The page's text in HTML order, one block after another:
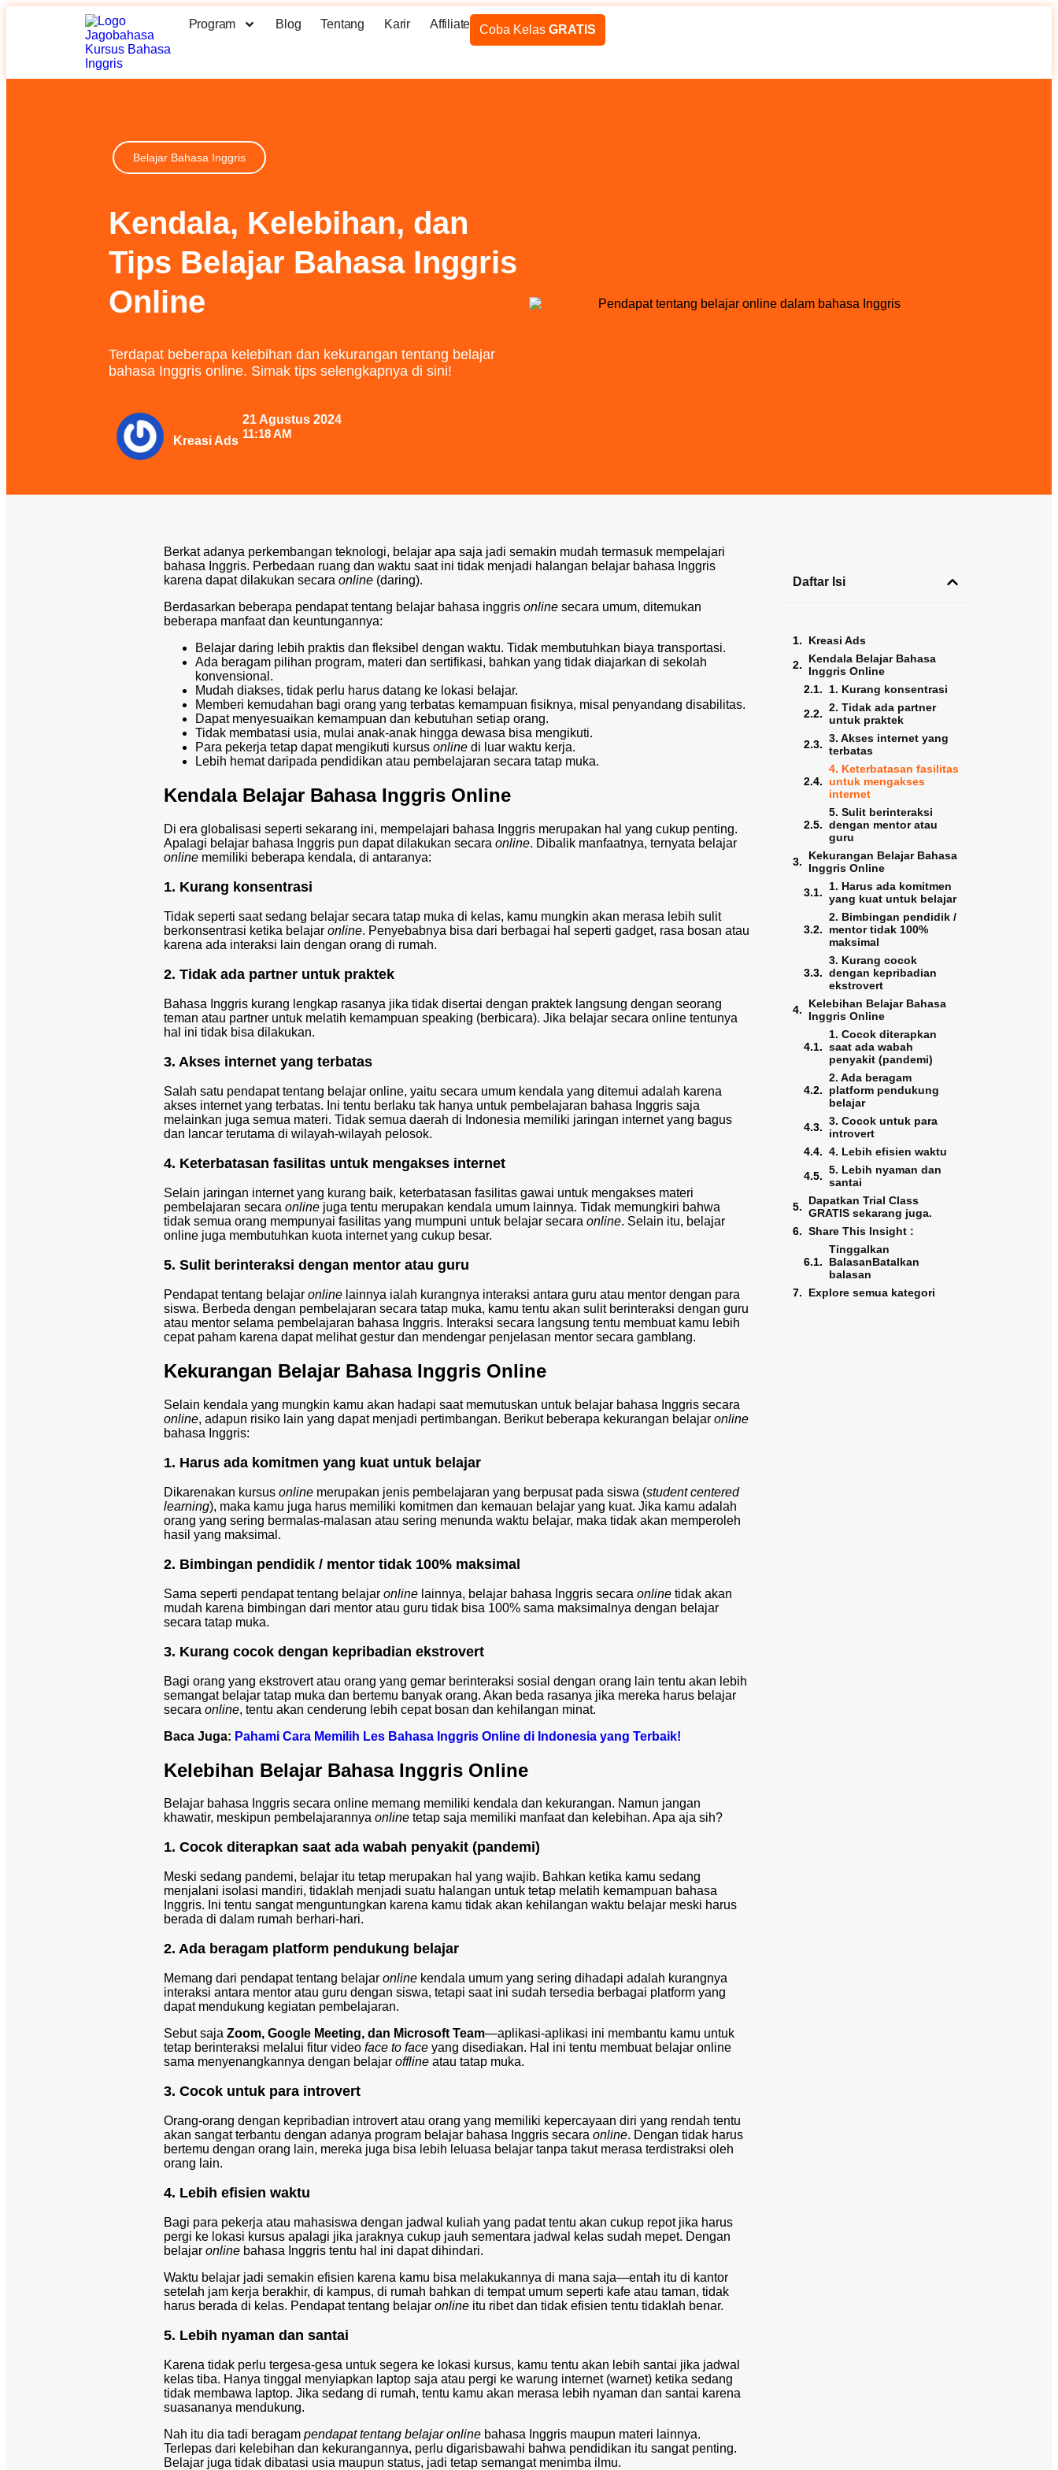
Program Blog Tentang Karir Affiliate Coba KelasGRATIS
Belajar Bahasa Inggris
Kendala, Kelebihan, dan
Tips Belajar Bahasa Inggris
Online
Terdapat beberapa kelebihan dan kekurangan tentang belajar
bahasa Inggris online. Simak tips selengkapnya di sini!
Kreasi Ads
21 Agustus 2024
11:18 AM
Berkat adanya perkembangan teknologi, belajar apa saja jadi semakin mudah termasuk mempelajari
bahasa Inggris. Perbedaan ruang dan waktu saat ini tidak menjadi halangan belajar bahasa Inggris
karena dapat dilakukan secara online (daring).
Berdasarkan beberapa pendapat tentang belajar bahasa inggris online secara umum, ditemukan
beberapa manfaat dan keuntungannya:
Belajar daring lebih praktis dan fleksibel dengan waktu. Tidak membutuhkan biaya transportasi.
Ada beragam pilihan program, materi dan sertifikasi, bahkan yang tidak diajarkan di sekolah
konvensional.
Mudah diakses, tidak perlu harus datang ke lokasi belajar.
Memberi kemudahan bagi orang yang terbatas kemampuan fisiknya, misal penyandang disabilitas.
Dapat menyesuaikan kemampuan dan kebutuhan setiap orang.
Tidak membatasi usia, mulai anak-anak hingga dewasa bisa mengikuti.
Para pekerja tetap dapat mengikuti kursus online di luar waktu kerja.
Lebih hemat daripada pendidikan atau pembelajaran secara tatap muka.
Kendala Belajar Bahasa Inggris Online
Di era globalisasi seperti sekarang ini, mempelajari bahasa Inggris merupakan hal yang cukup penting.
Apalagi belajar bahasa Inggris pun dapat dilakukan secara online. Dibalik manfaatnya, ternyata belajar
online memiliki beberapa kendala, di antaranya:
1. Kurang konsentrasi
Tidak seperti saat sedang belajar secara tatap muka di kelas, kamu mungkin akan merasa lebih sulit
berkonsentrasi ketika belajar online. Penyebabnya bisa dari berbagai hal seperti gadget, rasa bosan atau
karena ada interaksi lain dengan orang di rumah.
2. Tidak ada partner untuk praktek
Bahasa Inggris kurang lengkap rasanya jika tidak disertai dengan praktek langsung dengan seorang
teman atau partner untuk melatih kemampuan speaking (berbicara). Jika belajar secara online tentunya
hal ini tidak bisa dilakukan.
3. Akses internet yang terbatas
Salah satu pendapat tentang belajar online, yaitu secara umum kendala yang ditemui adalah karena
akses internet yang terbatas. Ini tentu berlaku tak hanya untuk pembelajaran bahasa Inggris saja
melainkan juga semua materi. Tidak semua daerah di Indonesia memiliki jaringan internet yang bagus
dan lancar terutama di wilayah-wilayah pelosok.
4. Keterbatasan fasilitas untuk mengakses internet
Selain jaringan internet yang kurang baik, keterbatasan fasilitas gawai untuk mengakses materi
pembelajaran secara online juga tentu merupakan kendala umum lainnya. Tidak memungkiri bahwa
tidak semua orang mempunyai fasilitas yang mumpuni untuk belajar secara online. Selain itu, belajar
online juga membutuhkan kuota internet yang cukup besar.
5. Sulit berinteraksi dengan mentor atau guru
Pendapat tentang belajar online lainnya ialah kurangnya interaksi antara guru atau mentor dengan para
siswa. Berbeda dengan pembelajaran secara tatap muka, kamu tentu akan sulit berinteraksi dengan guru
atau mentor selama pembelajaran bahasa Inggris. Interaksi secara langsung tentu membuat kamu lebih
cepat paham karena dapat melihat gestur dan mendengar penjelasan mentor secara gamblang.
Kekurangan Belajar Bahasa Inggris Online
Selain kendala yang mungkin kamu akan hadapi saat memutuskan untuk belajar bahasa Inggris secara
online, adapun risiko lain yang dapat menjadi pertimbangan. Berikut beberapa kekurangan belajar online
bahasa Inggris:
1. Harus ada komitmen yang kuat untuk belajar
Dikarenakan kursus online merupakan jenis pembelajaran yang berpusat pada siswa (student centered
learning), maka kamu juga harus memiliki komitmen dan kemauan belajar yang kuat. Jika kamu adalah
orang yang sering bermalas-malasan atau sering menunda waktu belajar, maka tidak akan memperoleh
hasil yang maksimal.
2. Bimbingan pendidik / mentor tidak 100% maksimal
Sama seperti pendapat tentang belajar online lainnya, belajar bahasa Inggris secara online tidak akan
mudah karena bimbingan dari mentor atau guru tidak bisa 100% sama maksimalnya dengan belajar
secara tatap muka.
3. Kurang cocok dengan kepribadian ekstrovert
Bagi orang yang ekstrovert atau orang yang gemar berinteraksi sosial dengan orang lain tentu akan lebih
semangat belajar tatap muka dan bertemu banyak orang. Akan beda rasanya jika mereka harus belajar
secara online, tentu akan cenderung lebih cepat bosan dan kehilangan minat.
Baca Juga: Pahami Cara Memilih Les Bahasa Inggris Online di Indonesia yang Terbaik!
Kelebihan Belajar Bahasa Inggris Online
Belajar bahasa Inggris secara online memang memiliki kendala dan kekurangan. Namun jangan
khawatir, meskipun pembelajarannya online tetap saja memiliki manfaat dan kelebihan. Apa aja sih?
1. Cocok diterapkan saat ada wabah penyakit (pandemi)
Meski sedang pandemi, belajar itu tetap merupakan hal yang wajib. Bahkan ketika kamu sedang
menjalani isolasi mandiri, tidaklah menjadi suatu halangan untuk tetap melatih kemampuan bahasa
Inggris. Ini tentu sangat menguntungkan karena kamu tidak akan kehilangan waktu belajar meski harus
berada di dalam rumah berhari-hari.
2. Ada beragam platform pendukung belajar
Memang dari pendapat tentang belajar online kendala umum yang sering dihadapi adalah kurangnya
interaksi antara mentor atau guru dengan siswa, tetapi saat ini sudah tersedia berbagai platform yang
dapat mendukung kegiatan pembelajaran.
Sebut saja Zoom, Google Meeting, dan Microsoft Team—aplikasi-aplikasi ini membantu kamu untuk
tetap berinteraksi melalui fitur video face to face yang disediakan. Hal ini tentu membuat belajar online
sama menyenangkannya dengan belajar offline atau tatap muka.
3. Cocok untuk para introvert
Orang-orang dengan kepribadian introvert atau orang yang memiliki kepercayaan diri yang rendah tentu
akan sangat terbantu dengan adanya program belajar bahasa Inggris secara online. Dengan tidak harus
bertemu dengan orang lain, mereka juga bisa lebih leluasa belajar tanpa takut merasa terdistraksi oleh
orang lain.
4. Lebih efisien waktu
Bagi para pekerja atau mahasiswa dengan jadwal kuliah yang padat tentu akan cukup repot jika harus
pergi ke lokasi kursus apalagi jika jaraknya cukup jauh sementara jadwal kelas sudah mepet. Dengan
belajar online bahasa Inggris tentu hal ini dapat dihindari.
Waktu belajar jadi semakin efisien karena kamu bisa melakukannya di mana saja—entah itu di kantor
setelah jam kerja berakhir, di kampus, di rumah bahkan di tempat umum seperti kafe atau taman, tidak
harus berada di kelas. Pendapat tentang belajar online itu ribet dan tidak efisien tentu tidaklah benar.
5. Lebih nyaman dan santai
Karena tidak perlu tergesa-gesa untuk segera ke lokasi kursus, kamu tentu akan lebih santai jika jadwal
kelas tiba. Hanya tinggal menyiapkan laptop saja atau pergi ke warung internet (warnet) ketika sedang
tidak membawa laptop. Jika sedang di rumah, tentu kamu akan merasa lebih nyaman dan santai karena
suasananya mendukung.
Nah itu dia tadi beragam pendapat tentang belajar online bahasa Inggris maupun materi lainnya.
Terlepas dari kelebihan dan kekurangannya, perlu digarisbawahi bahwa pendidikan itu sangat penting.
Belajar juga tidak dibatasi usia maupun status, jadi tetap semangat menimba ilmu.
Daftar Isi
Kreasi Ads
Kendala Belajar Bahasa
Inggris Online
1. Kurang konsentrasi
2. Tidak ada partner
untuk praktek
3. Akses internet yang
terbatas
4. Keterbatasan fasilitas
untuk mengakses
internet
5. Sulit berinteraksi
dengan mentor atau
guru
Kekurangan Belajar Bahasa
Inggris Online
1. Harus ada komitmen
yang kuat untuk belajar
2. Bimbingan pendidik /
mentor tidak 100%
maksimal
3. Kurang cocok
dengan kepribadian
ekstrovert
Kelebihan Belajar Bahasa
Inggris Online
1. Cocok diterapkan
saat ada wabah
penyakit (pandemi)
2. Ada beragam
platform pendukung
belajar
3. Cocok untuk para
introvert
4. Lebih efisien waktu
5. Lebih nyaman dan
santai
Dapatkan Trial Class
GRATIS sekarang juga.
Share This Insight :
Tinggalkan
BalasanBatalkan
balasan
Explore semua kategori